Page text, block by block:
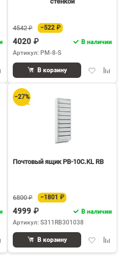
4542 ₽ −522 ₽
4020 ₽
В наличии
Артикул: PM-8-S
Добавить
В корзину
−27%
Почтовый ящик PB-10C.KL RB
6800 ₽ −1801 ₽
4999 ₽
В наличии
Артикул: S311RB301038
Добавить
В корзину